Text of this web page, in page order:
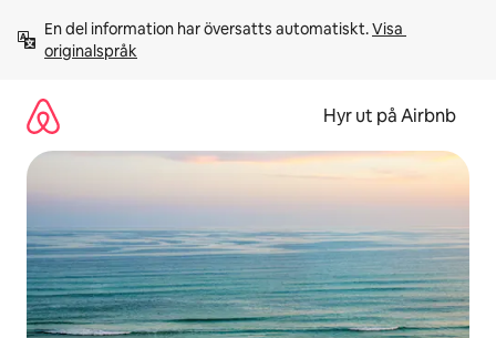
innehåll
En del information har översatts automatiskt. Visa
originalspråk
Hyr ut på Airbnb